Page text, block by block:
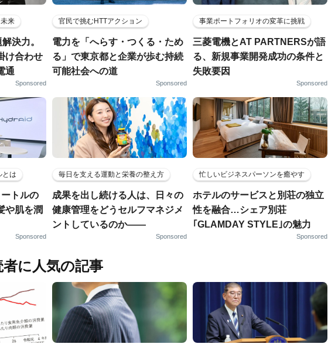
来
決力。
け合わせ
通
Sponsored
官民で挑むHTTアクション
電力を「へらす・つくる・ため
る」で東京都と企業が歩む持続
可能社会への道
Sponsored
事業ポートフォリオの変革に挑戦
三菱電機とAT PARTNERSが語
る、新規事業開発成功の条件と
失敗要因
Sponsored
とは
トルの
や肌を潤
Sponsored
毎日を支える運動と栄養の整え方
成果を出し続ける人は、日々の
健康管理をどうセルフマネジメ
ントしているのか——
Sponsored
忙しいビジネスパーソンを癒やす
ホテルのサービスと別荘の独立
性を融合…シェア別荘
｢GLAMDAY STYLE｣の魅力
Sponsored
に人気の記事